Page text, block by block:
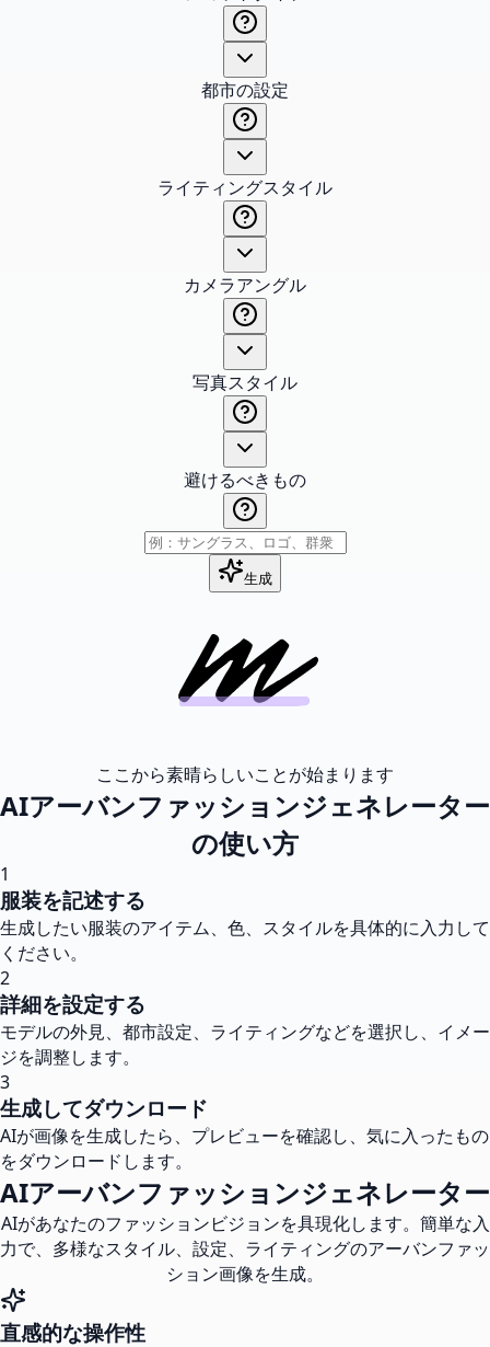
都市の設定
ライティングスタイル
カメラアングル
写真スタイル
避けるべきもの
生成
ここから素晴らしいことが始まります
AIアーバンファッションジェネレーター
の使い方
1
服装を記述する
生成したい服装のアイテム、色、スタイルを具体的に入力して
ください。
2
詳細を設定する
モデルの外見、都市設定、ライティングなどを選択し、イメー
ジを調整します。
3
生成してダウンロード
AIが画像を生成したら、プレビューを確認し、気に入ったもの
をダウンロードします。
AIアーバンファッションジェネレーター
AIがあなたのファッションビジョンを具現化します。簡単な入
力で、多様なスタイル、設定、ライティングのアーバンファッ
ション画像を生成。
直感的な操作性